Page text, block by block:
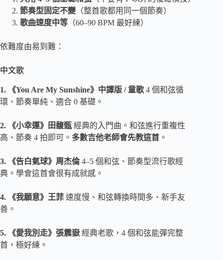
節奏型固定不變 （整首歌都用同一個節奏）
歌曲速度中等 （60–90 BPM 最好練）
依難度由易到難：
中文歌
1. 《You Are My Sunshine》中譯版 / 童歌 4 個和弦循
環、節奏單純、適合 0 基礎。
2. 《小幸運》田馥甄經典的入門曲。和弦進行重複性
高、節奏 4 拍即可。 多數吉他老師會先教這首 。
3. 《告白氣球》周杰倫 4–5 個和弦、節奏型流行歌經
典。學會這首會很有成就感。
4. 《我願意》王菲 速度慢、和弦轉換時間多、新手友
善。
5. 《愛我別走》張震嶽 經典老歌，4 個和弦能彈完整
首，極好練。